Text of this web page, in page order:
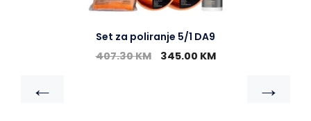
Set za poliranje 5/1 DA9
407.30KM 345.00 KM
← →